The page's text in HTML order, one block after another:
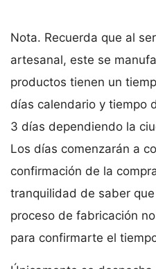
Nota. Recuerda que al
artesanal, este se
productos tienen un
días calendario y tiempo
3 días dependiendo la
Los días comenzarán a
confirmación de la
tranquilidad de saber
proceso de fabricación
para confirmarte el